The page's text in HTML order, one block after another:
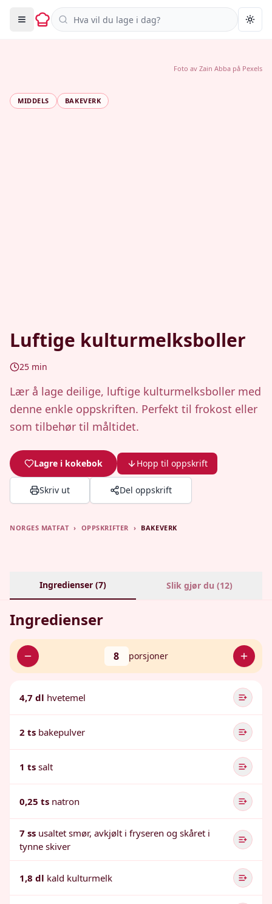
Søk i oppskrifter
MIDDELS BAKEVERK
Luftige kulturmelksboller
25 min
Lær å lage deilige, luftige kulturmelksboller med
denne enkle oppskriften. Perfekt til frokost eller
som tilbehør til måltidet.
Lagre i kokebok Hopp til oppskrift
Skriv ut Del oppskrift
Foto av Zain Abba på Pexels
NORGES MATFAT › OPPSKRIFTER › BAKEVERK
Ingredienser (7) Slik gjør du (12)
Ingredienser
8 porsjoner
4,7 dl hvetemel
2 ts bakepulver
1 ts salt
0,25 ts natron
7 ss usaltet smør, avkjølt i fryseren og skåret i
tynne skiver
1,8 dl kald kulturmelk